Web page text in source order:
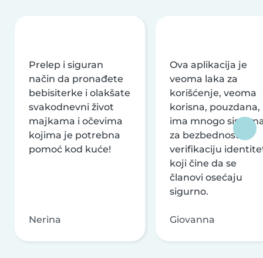
Prelep i siguran
način da pronađete
bebisiterke i olakšate
svakodnevni život
majkama i očevima
kojima je potrebna
pomoć kod kuće!
Nerina
Ova aplikacija je
veoma laka za
korišćenje, veoma
korisna, pouzdana,
ima mnogo
za bezbednost i
verifikaciju
koji čine da se
članovi osećaju
sigurno.
Giovanna